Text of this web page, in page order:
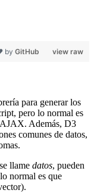
view raw
by GitHub
para generar los
pero lo normal es
AJAX. Además, D3
comunes de datos,
llame datos, pueden
normal es que